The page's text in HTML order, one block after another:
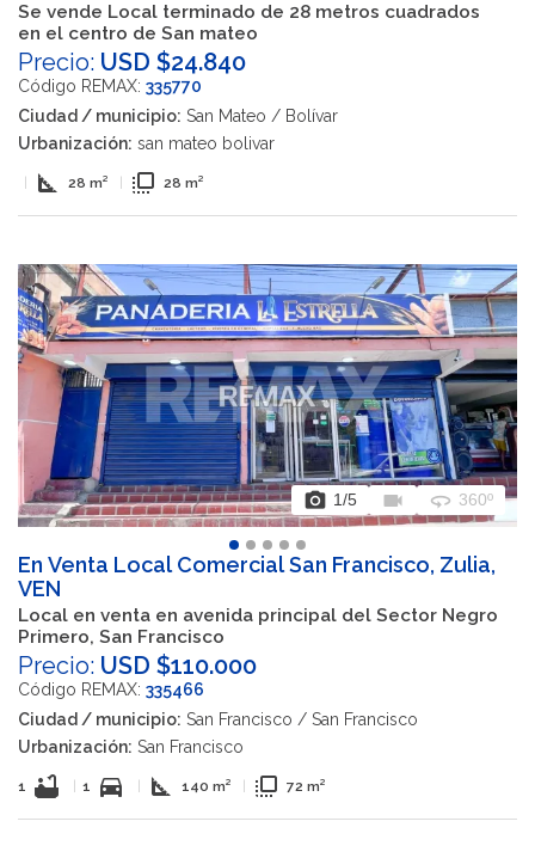
Se vende Local terminado de 28 metros cuadrados
en el centro de San mateo
Precio: USD $24.840
Código REMAX: 335770
Ciudad / municipio: San Mateo / Bolívar
Urbanización: san mateo bolivar
square_foot 28 m² flip_to_front 28 m²
photo_camera 1/5 videocam 360 360º
En Venta Local Comercial San Francisco, Zulia,
VEN
Local en venta en avenida principal del Sector Negro
Primero, San Francisco
Precio: USD $110.000
Código REMAX: 335466
Ciudad / municipio: San Francisco / San Francisco
Urbanización: San Francisco
1 bathtub 1 directions_car square_foot 140 m² flip_to_front 72 m²